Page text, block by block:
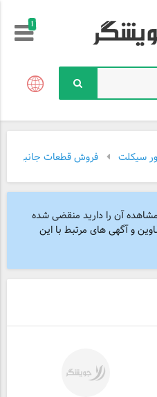
!
سیکلت فروش قطعات جانبی
آن را دارید منقضی شده
و آگهی های مرتبط با این